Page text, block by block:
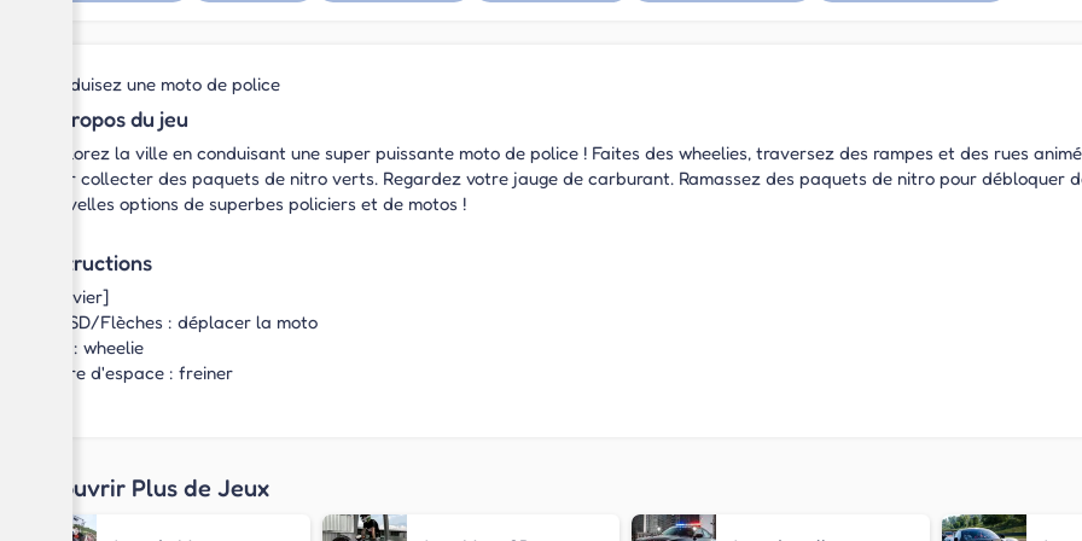
Conduisez une moto de police
À propos du jeu
Explorez la ville en conduisant une super puissante moto de police ! Faites des wheelies, traversez des rampes et des rues
pour collecter des paquets de nitro verts. Regardez votre jauge de carburant. Ramassez des paquets de nitro pour débloquer
nouvelles options de superbes policiers et de motos !
Instructions
[Clavier]
WASD/Flèches : déplacer la moto
Maj : wheelie
Barre d'espace : freiner
Découvrir Plus de Jeux